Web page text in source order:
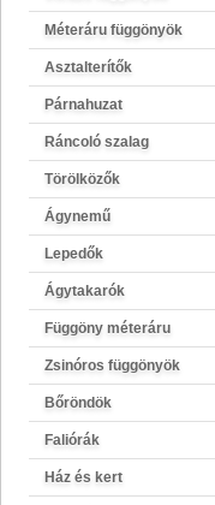
Méteráru függönyök
Asztalterítők
Párnahuzat
Ráncoló szalag
Törölközők
Ágynemű
Lepedők
Ágytakarók
Függöny méteráru
Zsinóros függönyök
Bőröndök
Faliórák
Ház és kert